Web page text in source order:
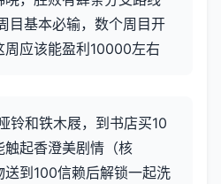
目基本必输，数个周目开
周应该能盈利10000左右
铃和铁木屐，到书店买10
起香澄美剧情（核
到100信赖后解锁一起洗